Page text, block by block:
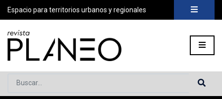
Espacio para territorios urbanos y regionales
Buscar...